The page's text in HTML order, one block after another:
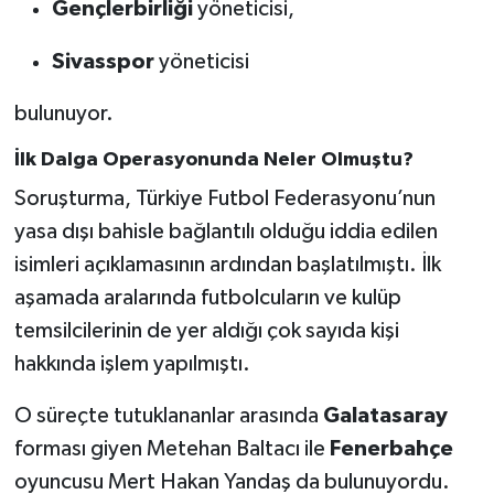
Gençlerbirliğiyöneticisi,
Sivassporyöneticisi
bulunuyor.
İlk Dalga Operasyonunda Neler Olmuştu?
Soruşturma, Türkiye Futbol Federasyonu’nun
yasa dışı bahisle bağlantılı olduğu iddia edilen
isimleri açıklamasının ardından başlatılmıştı. İlk
aşamada aralarında futbolcuların ve kulüp
temsilcilerinin de yer aldığı çok sayıda kişi
hakkında işlem yapılmıştı.
O süreçte tutuklananlar arasında Galatasaray
forması giyen Metehan Baltacı ile Fenerbahçe
oyuncusu Mert Hakan Yandaş da bulunuyordu.